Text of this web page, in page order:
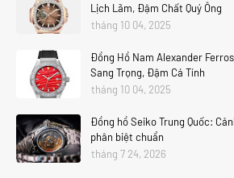
Lịch Lãm, Đậm Chất Quý Ông
tháng 10 04, 2025
Đồng Hồ Nam Alexander Ferros
Sang Trọng, Đậm Cá Tính
tháng 10 04, 2025
Đồng hồ Seiko Trung Quốc:
phân biệt chuẩn
tháng 7 24, 2026